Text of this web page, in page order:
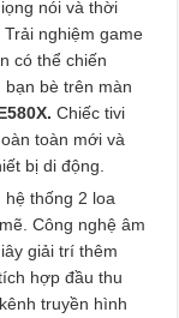
nói và thời
nghiệm game
có thể chiến
bạn bè trên màn
Chiếc tivi
toàn mới và
bị di động.
hệ thống 2 loa
Công nghệ âm
giải trí thêm
hợp đầu thu
truyền hình